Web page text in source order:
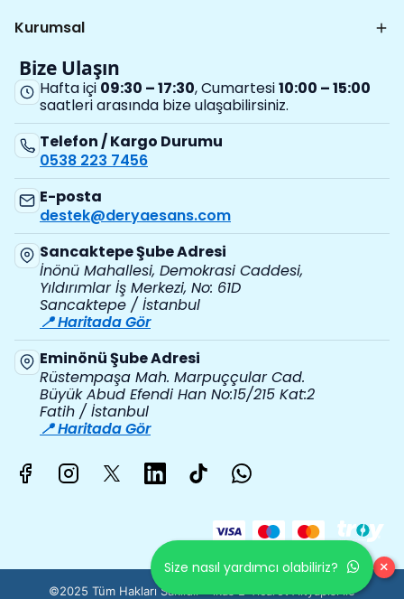
Kurumsal
Bize Ulaşın
Hafta içi 09:30 – 17:30, Cumartesi10:00 – 15:00
saatleri arasında bize ulaşabilirsiniz.
Telefon / Kargo Durumu
0538 223 7456
E-posta
destek@deryaesans.com
Sancaktepe Şube Adresi
İnönü Mahallesi, Demokrasi Caddesi,
Yıldırımlar İş Merkezi, No: 61D
Sancaktepe / İstanbul
📍 Haritada Gör
Eminönü Şube Adresi
Rüstempaşa Mah. Marpuççular Cad.
Büyük Abud Efendi Han No:15/215 Kat:2
Fatih / İstanbul
📍 Haritada Gör
©2025 Tüm Hakları Saklıdır - ikas E-Ticaret Altyapısı ile
Size nasıl yardımcı olabiliriz? ×